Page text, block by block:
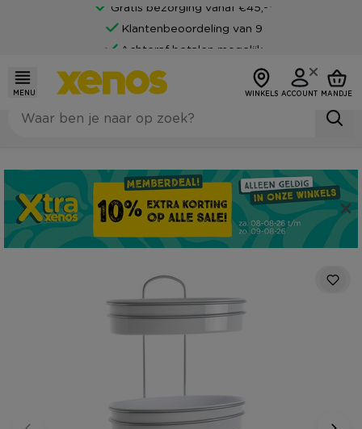
Gratis bezorging vanaf €45,-*
Klantenbeoordeling van 9
Achteraf betalen mogelijk
MENU WINKELS ACCOUNT MANDJE